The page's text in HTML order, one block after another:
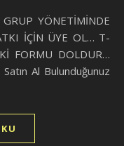
İÇİN ÜYE OL… T-
FORMU DOLDUR…
Al Bulunduğunuz